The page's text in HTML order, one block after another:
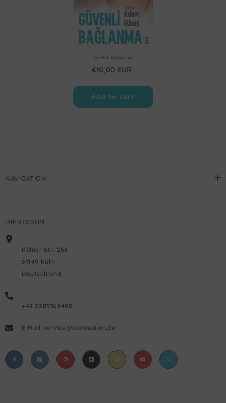
Güvenli Baglanma
€10,00 EUR
Add to cart
NAVIGATION
IMPRESSUM
Kölner Str. 256
51149 Köln
Deutschland
+49 2203369490
E-Mail: service@erolmedien.de